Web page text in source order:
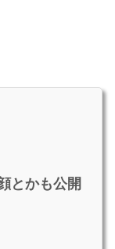
とかも公開